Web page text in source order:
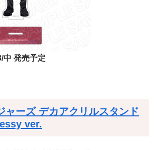
中 発売予定
ャーズ デカアクリルスタンド
ver.